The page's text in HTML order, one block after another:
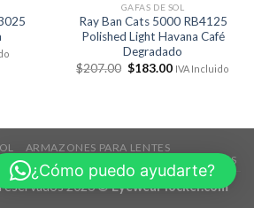
GAFAS DE SOL
Ray Ban Cats 5000 RB4125
Polished Light Havana Café
Degradado
$207.00 El
$183.00ElIVA Incluido
ARMAZONES PARA LENTES
TECNOLOGÍA REBAJAS
2026 ©Eyewear locker.com
¿Cómo puedo ayudarte?